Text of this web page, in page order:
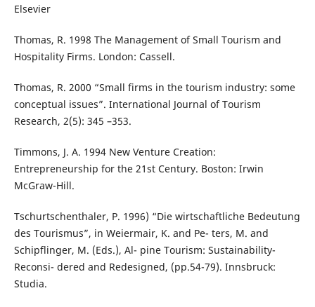
Elsevier
Thomas, R. 1998 The Management of Small Tourism and
Hospitality Firms. London: Cassell.
Thomas, R. 2000 “Small firms in the tourism industry: some
conceptual issues”. International Journal of Tourism
Research, 2(5): 345 –353.
Timmons, J. A. 1994 New Venture Creation:
Entrepreneurship for the 21st Century. Boston: Irwin
McGraw-Hill.
Tschurtschenthaler, P. 1996) “Die wirtschaftliche Bedeutung
des Tourismus”, in Weiermair, K. and Pe- ters, M. and
Schipflinger, M. (Eds.), Al- pine Tourism: Sustainability-
Reconsi- dered and Redesigned, (pp.54-79). Innsbruck:
Studia.